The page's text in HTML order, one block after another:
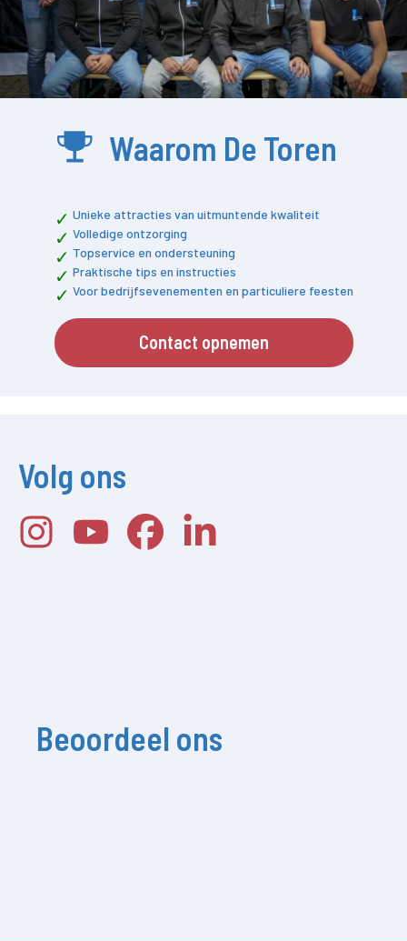
Waarom De Toren
Unieke attracties van uitmuntende kwaliteit
Volledige ontzorging
Topservice en ondersteuning
Praktische tips en instructies
Voor bedrijfsevenementen en particuliere feesten
Contact opnemen
Volg ons
Beoordeel ons